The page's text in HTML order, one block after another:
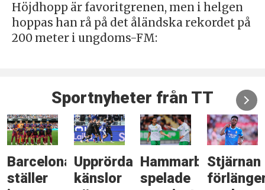
Höjdhopp är favoritgrenen, men i helgen
hoppas han rå på det åländska rekordet på
200 meter i ungdoms-FM:
Sportnyheter från TT
Barcelona
ställer
Upprörda
känslor
Hammarby
spelade
Stjärnan